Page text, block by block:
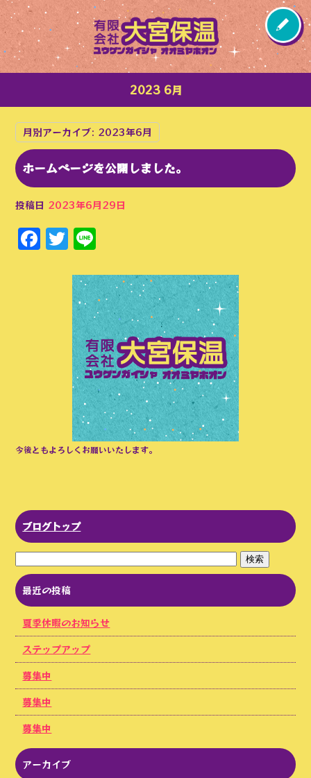
2023 6月
月別アーカイブ: 2023年6月
ホームページを公開しました。
投稿日 2023年6月29日
Facebook
Twitter
今後ともよろしくお願いいたします。
ブログトップ
最近の投稿
夏季休暇のお知らせ
ステップアップ
募集中
募集中
募集中
アーカイブ